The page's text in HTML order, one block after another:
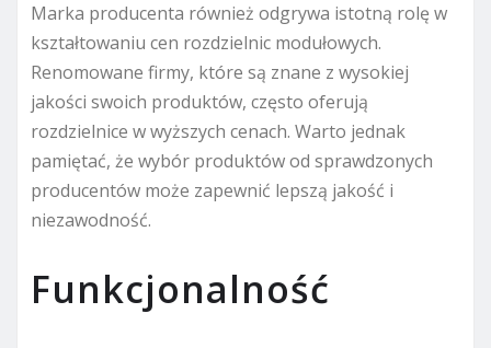
Marka producenta również odgrywa istotną rolę w
kształtowaniu cen rozdzielnic modułowych.
Renomowane firmy, które są znane z wysokiej
jakości swoich produktów, często oferują
rozdzielnice w wyższych cenach. Warto jednak
pamiętać, że wybór produktów od sprawdzonych
producentów może zapewnić lepszą jakość i
niezawodność.
Funkcjonalność